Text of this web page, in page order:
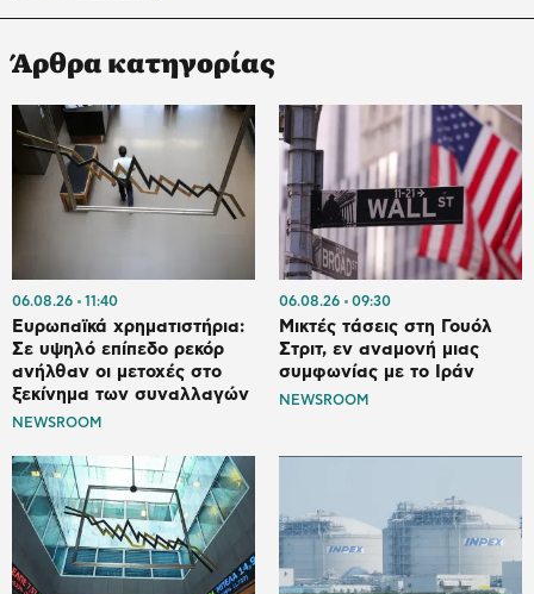
Άρθρα κατηγορίας
06.08.26 11:40
Ευρωπαϊκά χρηματιστήρια:
Σε υψηλό επίπεδο ρεκόρ
ανήλθαν οι μετοχές στο
ξεκίνημα των συναλλαγών
NEWSROOM
06.08.26 09:30
Μικτές τάσεις στη Γουόλ
Στριτ, εν αναμονή μιας
συμφωνίας με το Ιράν
NEWSROOM